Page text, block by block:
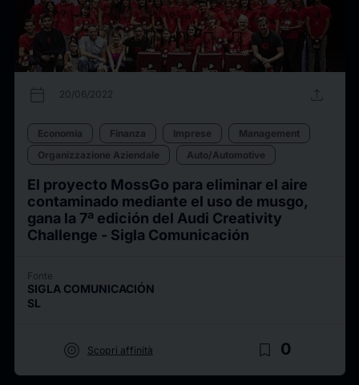
calendar_today 20/06/2022 upload
Economia Finanza Imprese
Management
Organizzazione Aziendale
Auto/Automotive
El proyecto MossGo para eliminar el aire
contaminado mediante el uso de musgo,
gana la 7ª edición del Audi Creativity
Challenge - Sigla Comunicación
Fonte
SIGLA COMUNICACIÓN
SL
target Scopri affinità bookmark_border 0